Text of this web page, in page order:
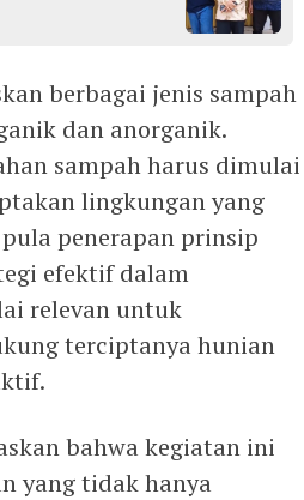
berbagai jenis sampah
dan anorganik.
sampah harus dimulai
lingkungan yang
penerapan prinsip
efektif dalam
relevan untuk
terciptanya hunian
bahwa kegiatan ini
yang tidak hanya